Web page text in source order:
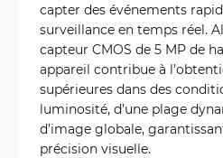
capter des événements
surveillance en temps réel.
capteur CMOS de 5 MP de
appareil contribue à
supérieures dans des
luminosité, d’une plage
d’image globale,
précision visuelle.